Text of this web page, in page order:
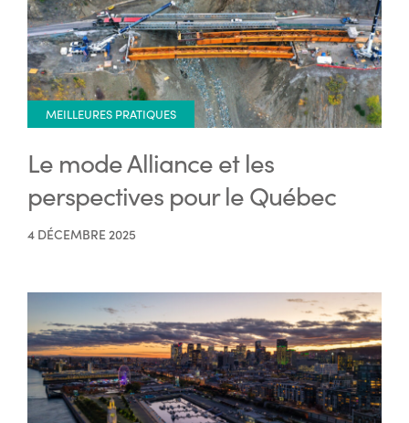
MEILLEURES PRATIQUES
Le mode Alliance et les
perspectives pour le Québec
4 DÉCEMBRE 2025